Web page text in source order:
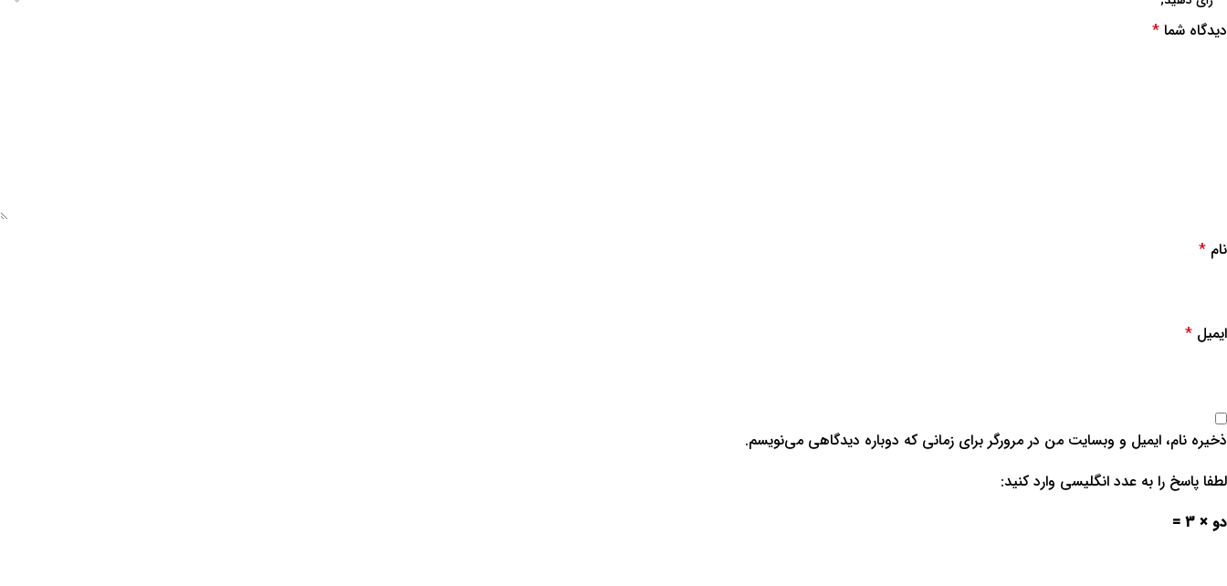
دیدگاه شما *
نام *
ایمیل *
ذخیره نام، ایمیل و وبسایت من در مرورگر برای زمانی که دوباره دیدگاهی می‌نویسم.
لطفا پاسخ را به عدد انگلیسی وارد کنید:
دو × 3 =